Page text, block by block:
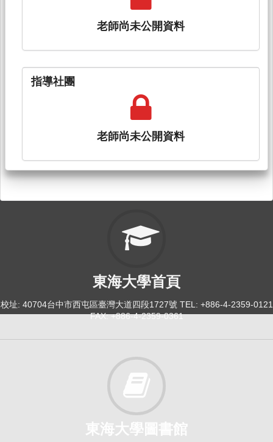
老師尚未公開資料
指導社團
老師尚未公開資料
東海大學首頁
校址: 40704台中市西屯區臺灣大道四段1727號 TEL: +886-4-2359-0121
FAX: +886-4-2359-0361
東海大學圖書館